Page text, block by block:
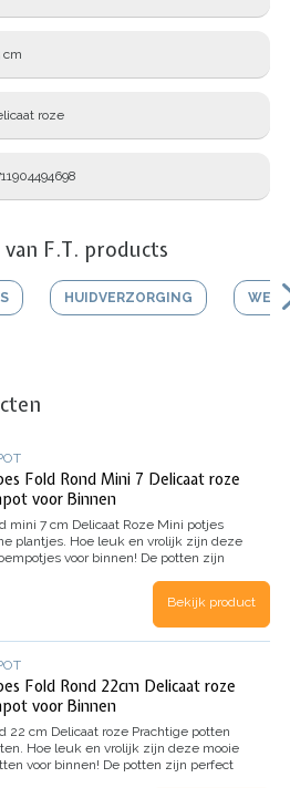
cm
roze
F.T. products
HUIDVERZORGING
Fold Rond Mini 7 Delicaat roze
voor Binnen
mini 7 cm Delicaat Roze Mini potjes
plantjes. Hoe leuk en vrolijk zijn deze
voor binnen! De potten zijn
maten. Een hoge kwaliteit pot die
jarenlang voorzien van kleur en
mooi is natuurlijk de wijze waarop
is geproduceert. Zowel geproduceert
wijze, als gemaakt van
materiaal.
7 x 7 cm Volume: 0.2 liter Inhoud: 1
Bekijk product
Fold Rond 22cm Delicaat roze
voor Binnen
22 cm Delicaat roze Prachtige potten
Hoe leuk en vrolijk zijn deze mooie
voor binnen! De potten zijn perfect